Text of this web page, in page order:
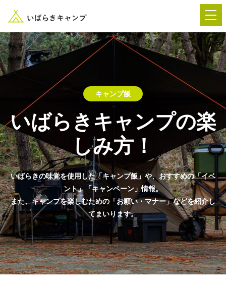
キャンプ飯
いばらきキャンプの楽
しみ方！
いばらきの味覚を使用した「キャンプ飯」や、おすすめの「イベ
ント」「キャンペーン」情報。
また、キャンプを楽しむための「お願い・マナー」などを紹介し
てまいります。
イベント-トップ
“いばらき”のキャンプ場を探す
楽しみ方 新着情報
イベント情報 春夏キャンプ
秋冬キャンプ 山間キャンプ
海辺キャンプ 川辺キャンプ